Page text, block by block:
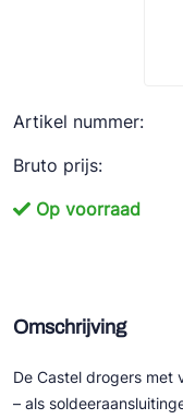
Artikel nummer:
Bruto prijs:
Op voorraad
Omschrijving
De Castel drogers met
– als